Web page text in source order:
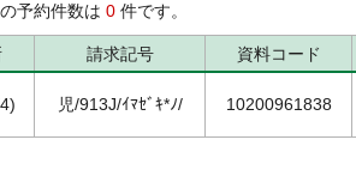
予約件数は 0 件です。
請求記号 資料コード
児/913J/ｲﾏｾﾞｷ*ﾉ/ 10200961838